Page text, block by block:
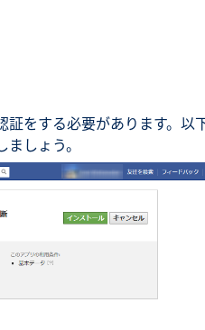
をする必要があります。以
しょう。